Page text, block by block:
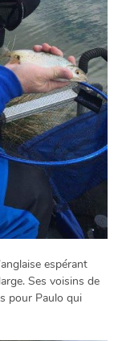
espérant
Ses voisins de
pour Paulo qui